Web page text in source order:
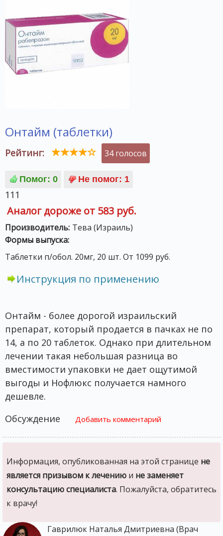
Онтайм (таблетки)
Рейтинг: 34 голосов
111
Аналог дороже от 583 руб.
Производитель: Тева (Израиль)
Формы выпуска:
Таблетки п/обол. 20мг, 20 шт. От 1099 руб.
Инструкция по применению
Онтайм - более дорогой израильский
препарат, который продается в пачках не по
14, а по 20 таблеток. Однако при длительном
лечении такая небольшая разница во
вместимости упаковки не дает ощутимой
выгоды и Нофлюкс получается намного
дешевле.
Обсуждение
Добавить комментарий
Информация, опубликованная на этой странице не
является призывом к лечению и не заменяет
консультацию специалиста. Пожалуйста, обратитесь
к врачу!
Гаврилюк Наталья Дмитриевна (Врач